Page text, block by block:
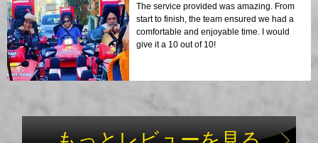
The service provided was amazing. From
start to finish, the team ensured we had a
comfortable and enjoyable time. I would
give it a 10 out of 10!